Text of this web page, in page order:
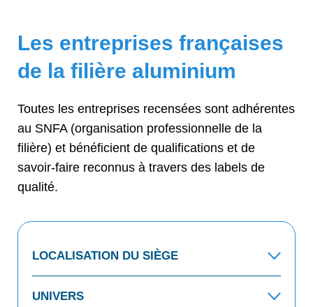
Les entreprises françaises
de la filière aluminium
Toutes les entreprises recensées sont adhérentes
au SNFA (organisation professionnelle de la
filière) et bénéficient de qualifications et de
savoir-faire reconnus à travers des labels de
qualité.